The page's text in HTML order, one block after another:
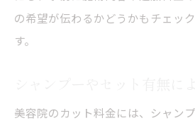
の希望が伝わるかどうかもチェッ
す。
美容院のカット料金には、シャン